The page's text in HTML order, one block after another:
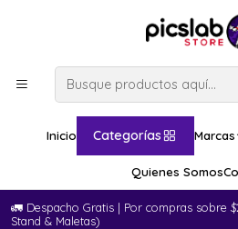
Inicio Categorías Marcas
Quienes Somos
🚛​ Despacho Gratis | Por compras sobre
Stand & Maletas)